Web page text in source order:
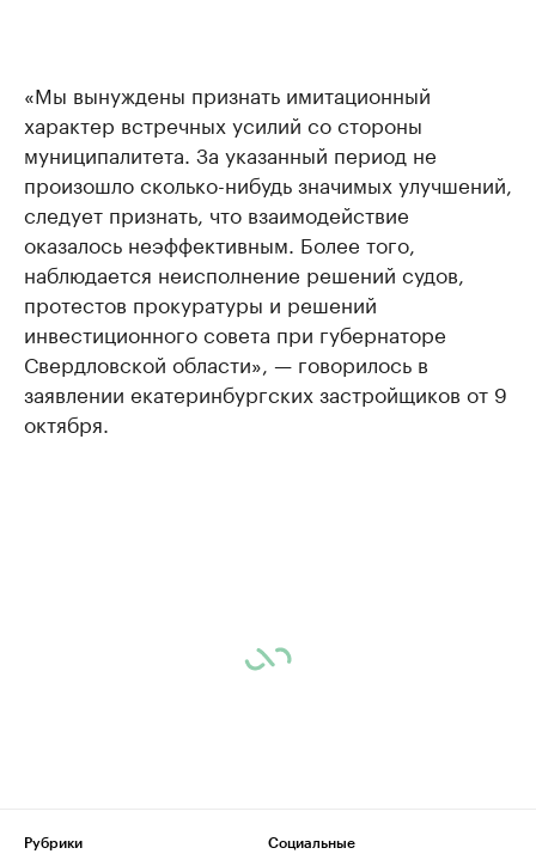
«Мы вынуждены признать имитационный
характер встречных усилий со стороны
муниципалитета. За указанный период не
произошло сколько-нибудь значимых улучшений,
следует признать, что взаимодействие
оказалось неэффективным. Более того,
наблюдается неисполнение решений судов,
протестов прокуратуры и решений
инвестиционного совета при губернаторе
Свердловской области», — говорилось в
заявлении екатеринбургских застройщиков от 9
октября.
Рубрики
Социальные